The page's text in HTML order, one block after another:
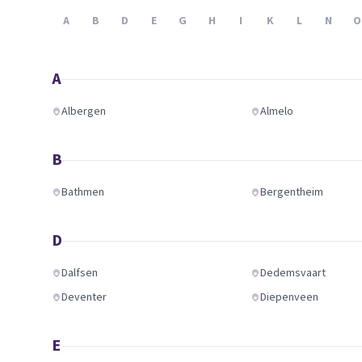
A B D E G H I K L N O
A
Albergen Almelo
B
Bathmen Bergentheim
D
Dalfsen Dedemsvaart
Deventer
Diepenveen
E